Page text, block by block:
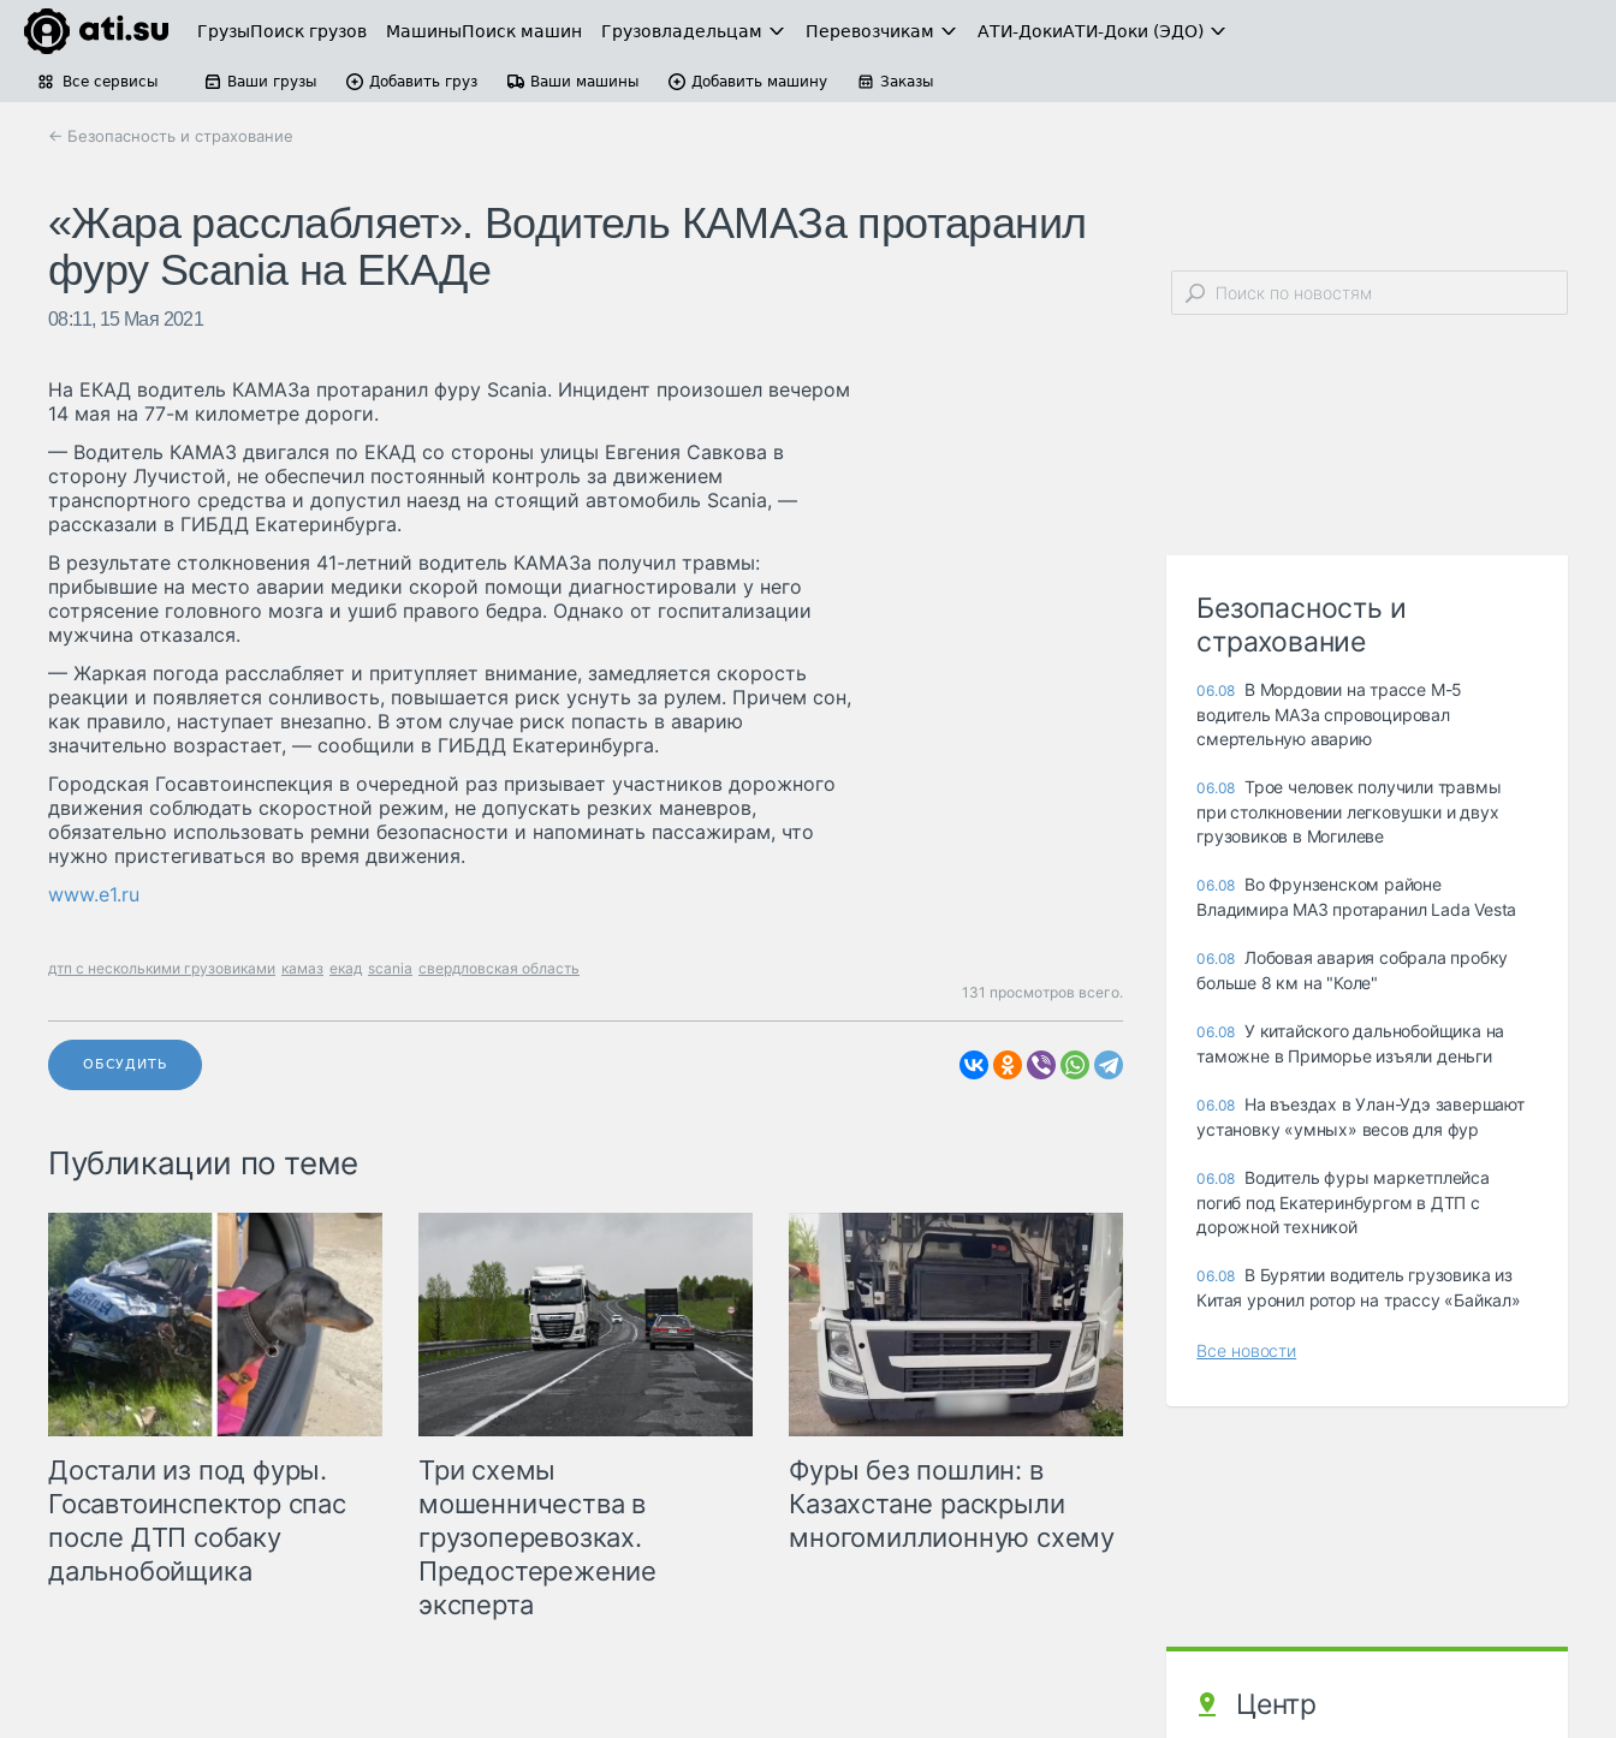
ГрузыПоиск грузов МашиныПоиск машин Грузовладельцам Перевозчикам АТИ-ДокиАТИ-Доки (ЭДО)
Все сервисы Ваши грузы Добавить груз Ваши машины Добавить машину Заказы
← Безопасность и страхование
«Жара расслабляет». Водитель КАМАЗа протаранил
фуру Scania на ЕКАДе
08:11, 15 Мая 2021
На ЕКАД водитель КАМАЗа протаранил фуру Scania. Инцидент произошел вечером
14 мая на 77-м километре дороги.
— Водитель КАМАЗ двигался по ЕКАД со стороны улицы Евгения Савкова в
сторону Лучистой, не обеспечил постоянный контроль за движением
транспортного средства и допустил наезд на стоящий автомобиль Scania, —
рассказали в ГИБДД Екатеринбурга.
В результате столкновения 41-летний водитель КАМАЗа получил травмы:
прибывшие на место аварии медики скорой помощи диагностировали у него
сотрясение головного мозга и ушиб правого бедра. Однако от госпитализации
мужчина отказался.
— Жаркая погода расслабляет и притупляет внимание, замедляется скорость
реакции и появляется сонливость, повышается риск уснуть за рулем. Причем сон,
как правило, наступает внезапно. В этом случае риск попасть в аварию
значительно возрастает, — сообщили в ГИБДД Екатеринбурга.
Городская Госавтоинспекция в очередной раз призывает участников дорожного
движения соблюдать скоростной режим, не допускать резких маневров,
обязательно использовать ремни безопасности и напоминать пассажирам, что
нужно пристегиваться во время движения.
www.e1.ru
дтп с несколькими грузовиками камаз екад scania свердловская область
131 просмотров всего.
ОБСУДИТЬ
Публикации по теме
Достали из под фуры.
Госавтоинспектор спас
после ДТП собаку
дальнобойщика
Три схемы
мошенничества в
грузоперевозках.
Предостережение
эксперта
Фуры без пошлин: в
Казахстане раскрыли
многомиллионную схему
Безопасность и
страхование
06.08 В Мордовии на трассе М-5
водитель МАЗа спровоцировал
смертельную аварию
06.08 Трое человек получили травмы
при столкновении легковушки и двух
грузовиков в Могилеве
06.08 Во Фрунзенском районе
Владимира МАЗ протаранил Lada Vesta
06.08 Лобовая авария собрала пробку
больше 8 км на "Коле"
06.08 У китайского дальнобойщика на
таможне в Приморье изъяли деньги
06.08 Ha въeздax в Улaн-Удэ зaвepшaют
ycтaнoвкy «yмныx» вecoв для фyp
06.08 Водитель фуры маркетплейса
погиб под Екатеринбургом в ДТП с
дорожной техникой
06.08 В Бурятии водитель грузовика из
Китая уронил ротор на трассу «Байкал»
Все новости
Центр